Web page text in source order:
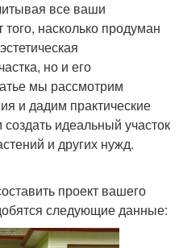
все ваши
насколько продуман
но и его
мы рассмотрим
и дадим практические
идеальный участок
и других нужд.
проект вашего
следующие данные: